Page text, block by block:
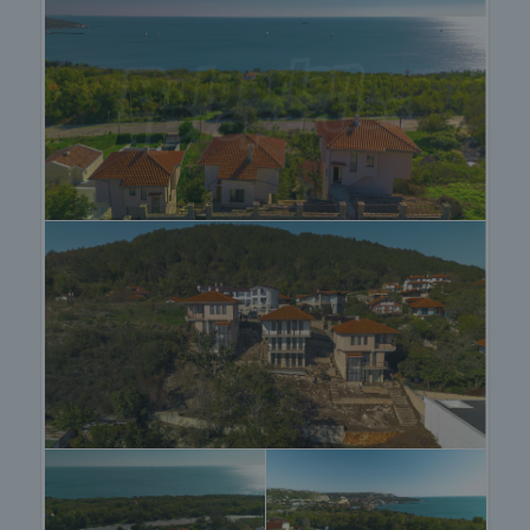
което се прекратява провеждането на огледи с
други купувачи и започва подготовка на
документите за сключване на предварителен и
окончателен договор. Свържете се с отговорния
брокер за този имот за подробна информация
относно процедурата на покупка и начините за
плащане.